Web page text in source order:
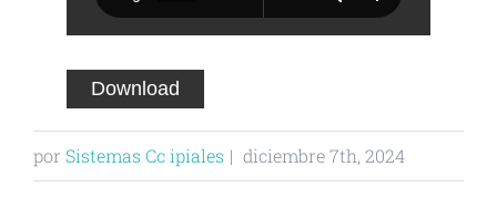
Download
por Sistemas Cc ipiales | diciembre 7th, 2024